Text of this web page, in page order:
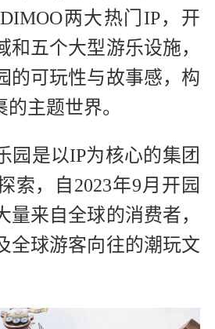
两大热门IP，开
和五个大型游乐设施，
的可玩性与故事感，构
主题世界。
园是以IP为核心的集团
索，自2023年9月开园
量来自全球的消费者，
全球游客向往的潮玩文